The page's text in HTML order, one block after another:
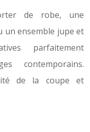
de robe, une
un ensemble jupe et
parfaitement
contemporains.
de la coupe et